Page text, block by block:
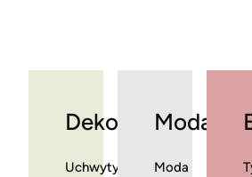
Dekoracje
Uchwyty
Moda
Moda